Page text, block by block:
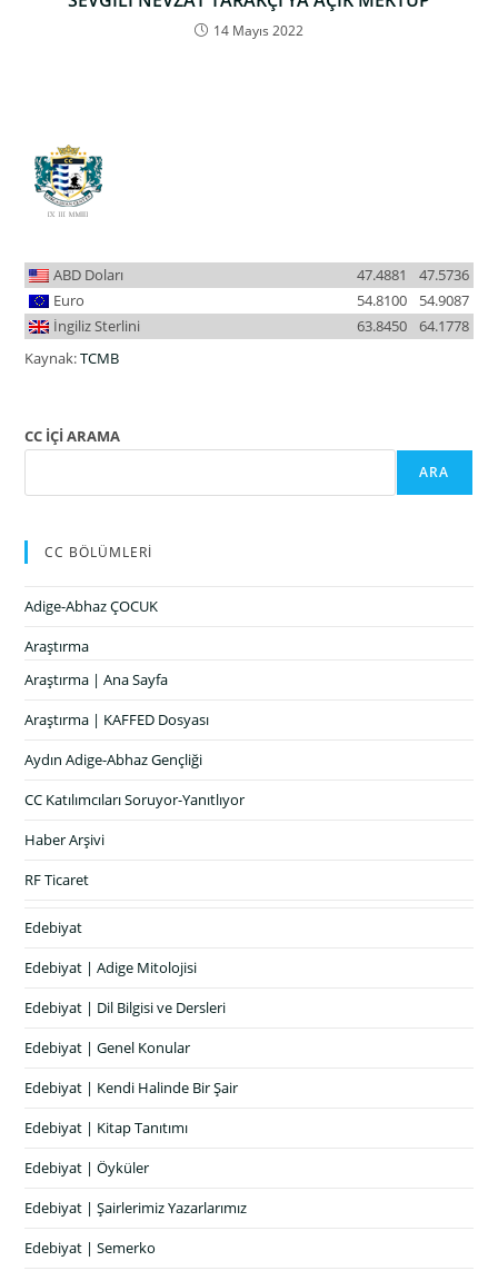
14 Mayıs 2022
ABD Doları 47.5736
47.4881
Euro
54.9087
54.8100
İngiliz Sterlini
64.1778
63.8450
Kaynak:TCMB
CC İÇİ ARAMA
ARA
CC BÖLÜMLERİ
Adige-Abhaz ÇOCUK
Araştırma
Araştırma | Ana Sayfa
Araştırma | KAFFED Dosyası
Aydın Adige-Abhaz Gençliği
CC Katılımcıları Soruyor-Yanıtlıyor
Haber Arşivi
RF Ticaret
Edebiyat
Edebiyat | Adige Mitolojisi
Edebiyat | Dil Bilgisi ve Dersleri
Edebiyat | Genel Konular
Edebiyat | Kendi Halinde Bir Şair
Edebiyat | Kitap Tanıtımı
Edebiyat | Öyküler
Edebiyat | Şairlerimiz Yazarlarımız
Edebiyat | Semerko